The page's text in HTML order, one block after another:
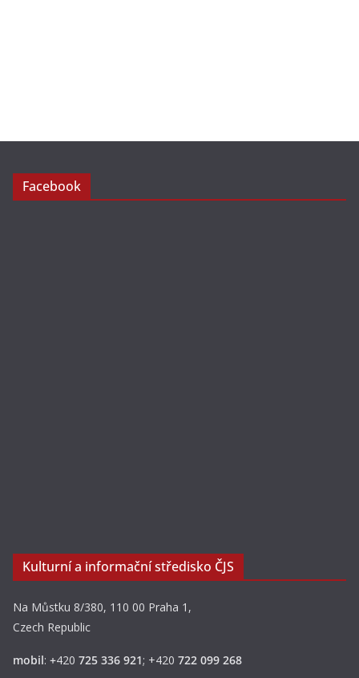
Facebook
Kulturní a informační středisko ČJS
Na Můstku 8/380, 110 00 Praha 1,
Czech Republic
mobil: +420 725 336 921; +420 722 099 268